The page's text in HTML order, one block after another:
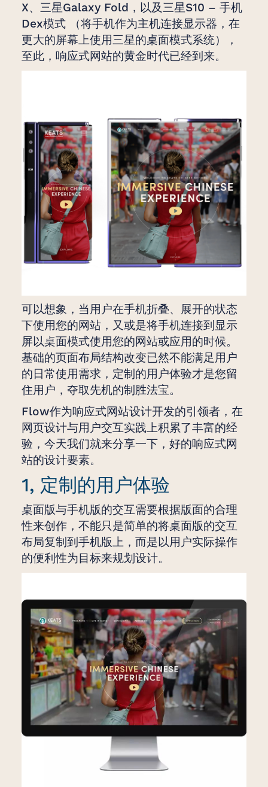
X、三星Galaxy Fold，以及三星S10 – 手机
Dex模式 （将手机作为主机连接显示器，在
更大的屏幕上使用三星的桌面模式系统），
至此，响应式网站的黄金时代已经到来。
可以想象，当用户在手机折叠、展开的状态
下使用您的网站，又或是将手机连接到显示
屏以桌面模式使用您的网站或应用的时候。
基础的页面布局结构改变已然不能满足用户
的日常使用需求，定制的用户体验才是您留
住用户，夺取先机的制胜法宝。
Flow作为响应式网站设计开发的引领者，在
网页设计与用户交互实践上积累了丰富的经
验，今天我们就来分享一下，好的响应式网
站的设计要素。
1, 定制的用户体验
桌面版与手机版的交互需要根据版面的合理
性来创作，不能只是简单的将桌面版的交互
布局复制到手机版上，而是以用户实际操作
的便利性为目标来规划设计。